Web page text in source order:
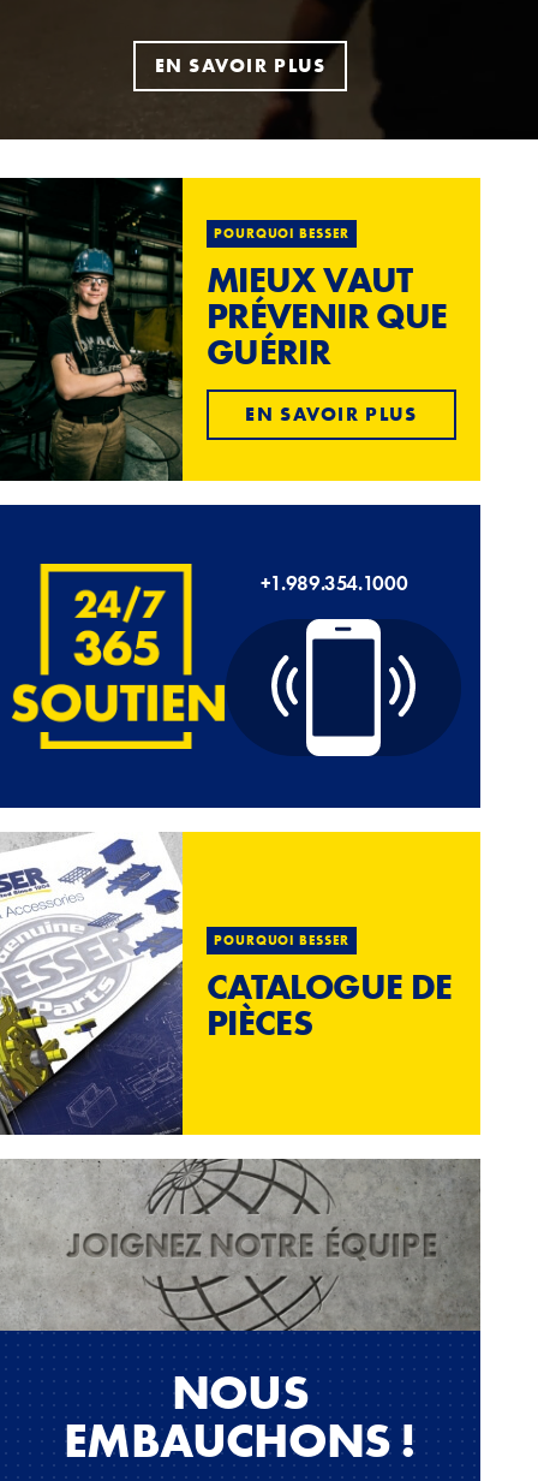
EN SAVOIR PLUS
POURQUOI BESSER
MIEUX VAUT
PRÉVENIR QUE
GUÉRIR
EN SAVOIR PLUS
+1.989.354.1000
POURQUOI BESSER
CATALOGUE DE
PIÈCES
NOUS
EMBAUCHONS !